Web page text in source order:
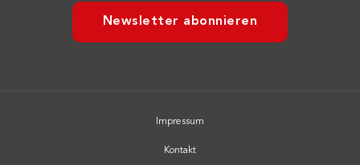
Newsletter abonnieren
Impressum
Kontakt